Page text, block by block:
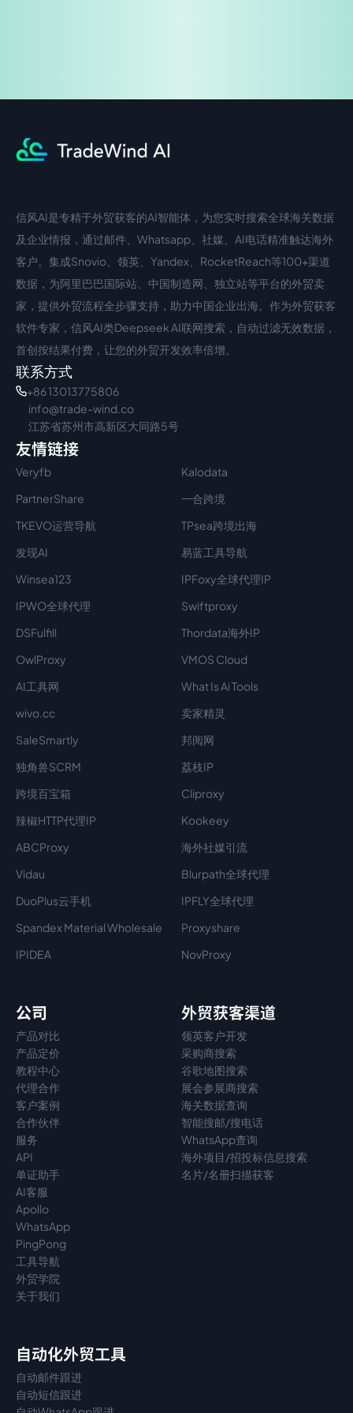
中文入口
信风AI是专精于外贸获客的AI智能体，为您实时搜索全球海关数据
及企业情报，通过邮件、Whatsapp、社媒、AI电话精准触达海外
客户。集成Snovio、领英、Yandex、RocketReach等100+渠道
数据，为阿里巴巴国际站、中国制造网、独立站等平台的外贸卖
家，提供外贸流程全步骤支持，助力中国企业出海。作为外贸获客
软件专家，信风AI类Deepseek AI联网搜索，自动过滤无效数据，
首创按结果付费，让您的外贸开发效率倍增。
联系方式
+86 13013775806
info@trade-wind.co
江苏省苏州市高新区大同路5号
友情链接
Veryfb
Kalodata
PartnerShare
一合跨境
TKEVO运营导航
TPsea跨境出海
发现AI
易蓝工具导航
Winsea123
IPFoxy全球代理IP
IPWO全球代理
Swiftproxy
DSFulfill
Thordata海外IP
OwlProxy
VMOS Cloud
AI工具网
What Is Ai Tools
wivo.cc
卖家精灵
SaleSmartly
邦阅网
独角兽SCRM
荔枝IP
跨境百宝箱
Cliproxy
辣椒HTTP代理IP
Kookeey
ABCProxy
海外社媒引流
Vidau
Blurpath全球代理
DuoPlus云手机
IPFLY全球代理
Spandex Material Wholesale​
Proxyshare
IPIDEA
NovProxy
公司
产品对比
产品定价
教程中心
代理合作
客户案例
合作伙伴
服务
API
单证助手
AI客服
Apollo
WhatsApp
PingPong
工具导航
外贸学院
关于我们
外贸获客渠道
领英客户开发
采购商搜索
谷歌地图搜索
展会参展商搜索
海关数据查询
智能搜邮/搜电话
WhatsApp查询
海外项目/招投标信息搜索
名片/名册扫描获客
自动化外贸工具
自动邮件跟进
自动短信跟进